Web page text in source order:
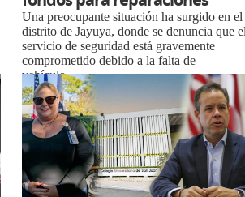
Una preocupante situación ha surgido en el
distrito de Jayuya, donde se denuncia que
servicio de seguridad está gravemente
comprometido debido a la falta de
vehículo...